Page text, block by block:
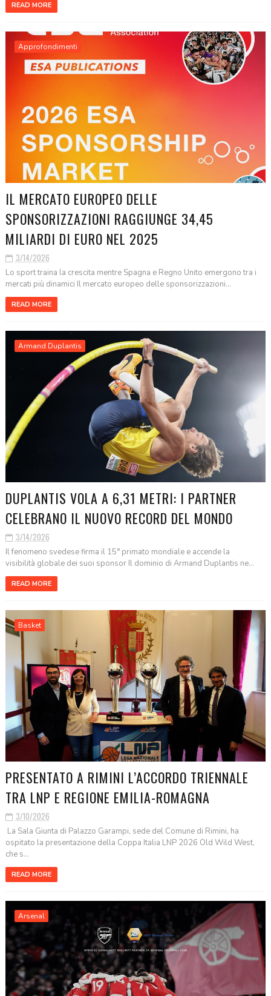
READ MORE
Approfondimenti
IL MERCATO EUROPEO DELLE
SPONSORIZZAZIONI RAGGIUNGE 34,45
MILIARDI DI EURO NEL 2025
3/14/2026
Lo sport traina la crescita mentre Spagna e Regno Unito emergono tra i
mercati più dinamici Il mercato europeo delle sponsorizzazioni...
READ MORE
Armand Duplantis
DUPLANTIS VOLA A 6,31 METRI: I PARTNER
CELEBRANO IL NUOVO RECORD DEL MONDO
3/14/2026
Il fenomeno svedese firma il 15° primato mondiale e accende la
visibilità globale dei suoi sponsor Il dominio di Armand Duplantis ne...
READ MORE
Basket
PRESENTATO A RIMINI L’ACCORDO TRIENNALE
TRA LNP E REGIONE EMILIA-ROMAGNA
3/10/2026
La Sala Giunta di Palazzo Garampi, sede del Comune di Rimini, ha
ospitato la presentazione della Coppa Italia LNP 2026 Old Wild West,
che s...
READ MORE
Arsenal